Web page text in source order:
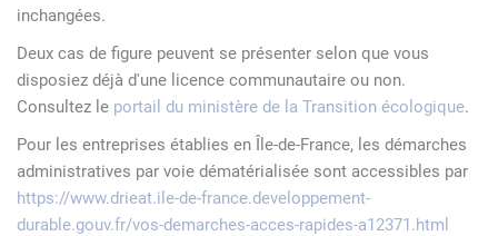
inchangées.
Deux cas de figure peuvent se présenter selon que vous
disposiez déjà d'une licence communautaire ou non.
Consultez le portail du ministère de la Transition écologique.
Pour les entreprises établies en Île-de-France, les démarches
administratives par voie dématérialisée sont accessibles par
https://www.drieat.ile-de-france.developpement-
durable.gouv.fr/vos-demarches-acces-rapides-a12371.html